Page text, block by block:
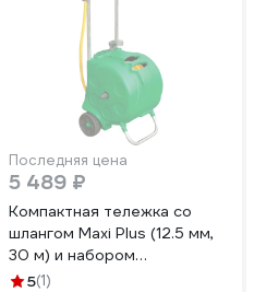
Последняя цена
5 489 ₽
Компактная тележка со
шлангом Maxi Plus (12.5 мм,
30 м) и набором
коннекторов Hozelock
5(1)